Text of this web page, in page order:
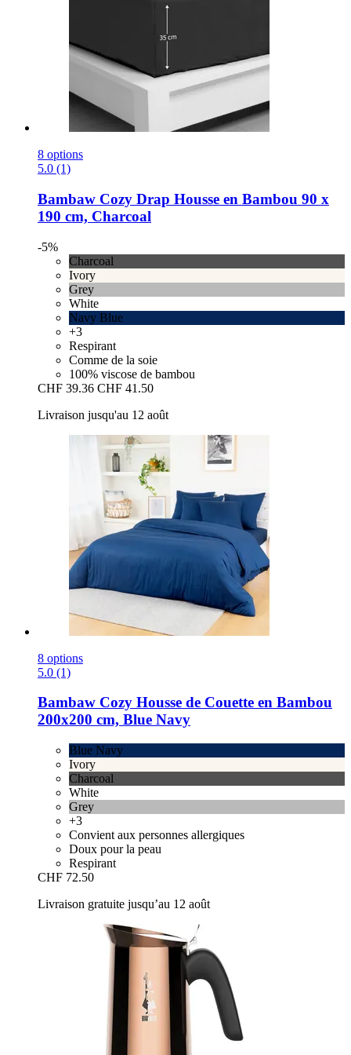
8 options
5.0 (1)
Bambaw Cozy Drap Housse en Bambou 90 x
190 cm, Charcoal
-5%
Charcoal
Ivory
Grey
White
Navy Blue
+3
Respirant
Comme de la soie
100% viscose de bambou
CHF 39.36 CHF 41.50
Livraison jusqu'au 12 août
8 options
5.0 (1)
Bambaw Cozy Housse de Couette en Bambou
200x200 cm, Blue Navy
Blue Navy
Ivory
Charcoal
White
Grey
+3
Convient aux personnes allergiques
Doux pour la peau
Respirant
CHF 72.50
Livraison gratuite jusqu’au 12 août